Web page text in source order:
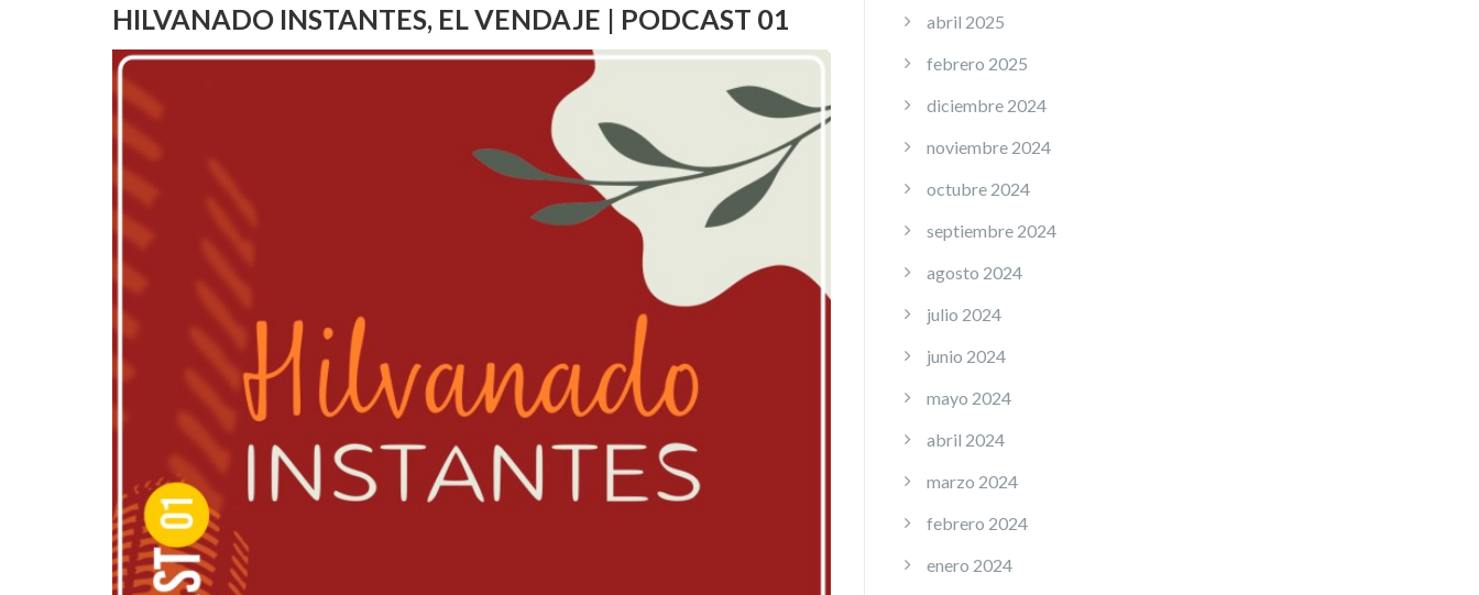
HILVANADO INSTANTES, EL VENDAJE | PODCAST 01
abril 2025
febrero 2025
diciembre 2024
noviembre 2024
octubre 2024
septiembre 2024
agosto 2024
julio 2024
junio 2024
mayo 2024
abril 2024
marzo 2024
febrero 2024
enero 2024